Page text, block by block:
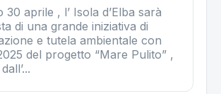
30 aprile , l’ Isola d’Elba sarà
di una grande iniziativa di
e tutela ambientale con
del progetto “Mare Pulito” ,